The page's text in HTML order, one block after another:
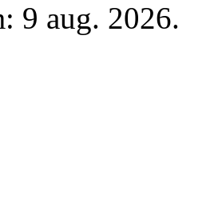
9 aug. 2026.